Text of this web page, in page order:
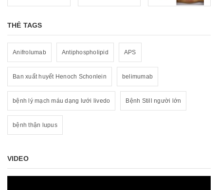
THẺ TAGS
Anifrolumab Antiphospholipid APS
Ban xuất huyết Henoch Schonlein belimumab
bệnh lý mạch máu dạng lưới livedo Bệnh Still người lớn
bệnh thận lupus
VIDEO